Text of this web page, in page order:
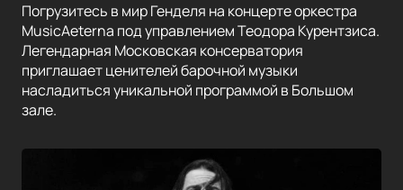
Погрузитесь в мир Генделя на концерте оркестра
MusicAeterna под управлением Теодора Курентзиса.
Легендарная Московская консерватория
приглашает ценителей барочной музыки
насладиться уникальной программой в Большом
зале.